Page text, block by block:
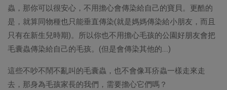
蟲，那你可以很安心，不用擔心會傳染給自己的寶貝。更酷的
是，就算同物種也只能垂直傳染(就是媽媽傳染給小朋友，而且
只有在新生兒時期)。所以你也不用擔心毛孩的公園好朋友會把
毛囊蟲傳染給自己的毛孩。(但是會傳染其他的….)
這些不吵不鬧不亂叫的毛囊蟲，也不會像耳疥蟲一樣走來走
去，那身為毛孩家長的我們，需要擔心它們嗎？